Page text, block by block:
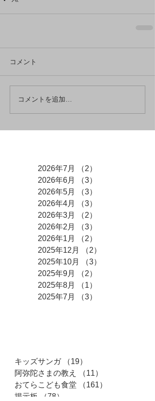
2026年7月 （2）
2026年6月
（3）
2026年5月
（3）
2026年4月
（3）
2026年3月
（2）
2026年2月
（3）
2026年1月
（2）
2025年12月
（2）
2025年10月
（3）
2025年9月
（2）
2025年8月
（1）
2025年7月
（3）
キッズサンガ （19）
阿弥陀さまの教え
（11）
おてらこども食堂
（161）
掲示板
（78）
コメント
コメントを追加…